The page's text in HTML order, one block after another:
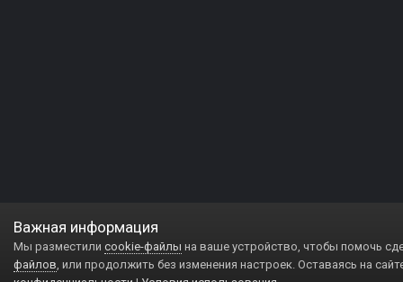
Важная информация
Мы разместили cookie-файлы на ваше устройство, чтобы помочь
файлов, или продолжить без изменения настроек. Оставаясь на